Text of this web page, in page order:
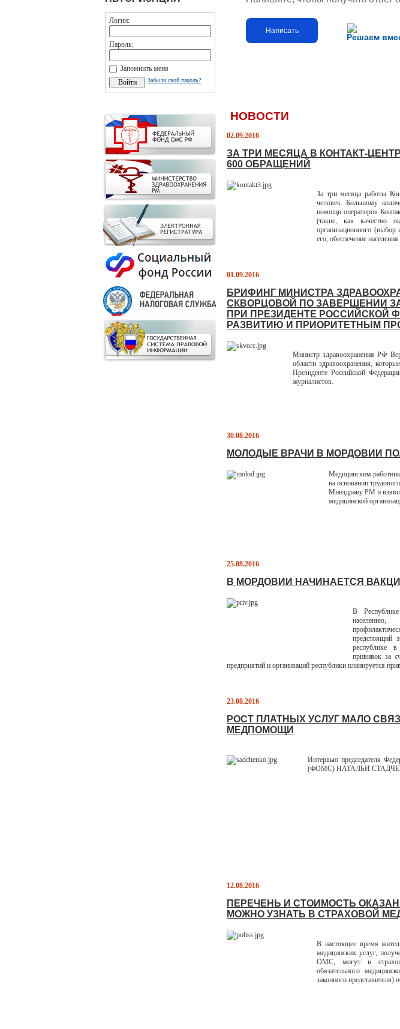
Логин:
Пароль:
Запомнить меня
Забыли свой пароль?
Решаем
Написать
НОВОСТИ
02.09.2016
ЗА ТРИ МЕСЯЦА В КОНТАКТ-
600 ОБРАЩЕНИЙ
За три месяца работы
человек. Большому
помощи операторов
(такие, как качество
организационного
его, обеспечение
01.09.2016
БРИФИНГ МИНИСТРА
СКВОРЦОВОЙ ПО ЗАВЕРШЕНИИ
ПРИ ПРЕЗИДЕНТЕ РОССИЙСКОЙ
РАЗВИТИЮ И ПРИОРИТЕТНЫМ
Министр здравоохранения РФ
области здравоохранения,
Президенте Российской
журналистов.
30.08.2016
МОЛОДЫЕ ВРАЧИ В МОРДОВИИ
Медицинским
на основании
Минздраву РМ и
медицинской
25.08.2016
В МОРДОВИИ НАЧИНАЕТСЯ
В
населению,
предстоящий
республике
прививок за
предприятий и организаций республики планируется
23.08.2016
РОСТ ПЛАТНЫХ УСЛУГ МАЛО
МЕДПОМОЩИ
Интервью председателя
(ФОМС) НАТАЛЬИ
12.08.2016
ПЕРЕЧЕНЬ И СТОИМОСТЬ
МОЖНО УЗНАТЬ В СТРАХОВОЙ
В настоящее время
медицинских услуг,
ОМС, могут в
обязательного
законного представителя)